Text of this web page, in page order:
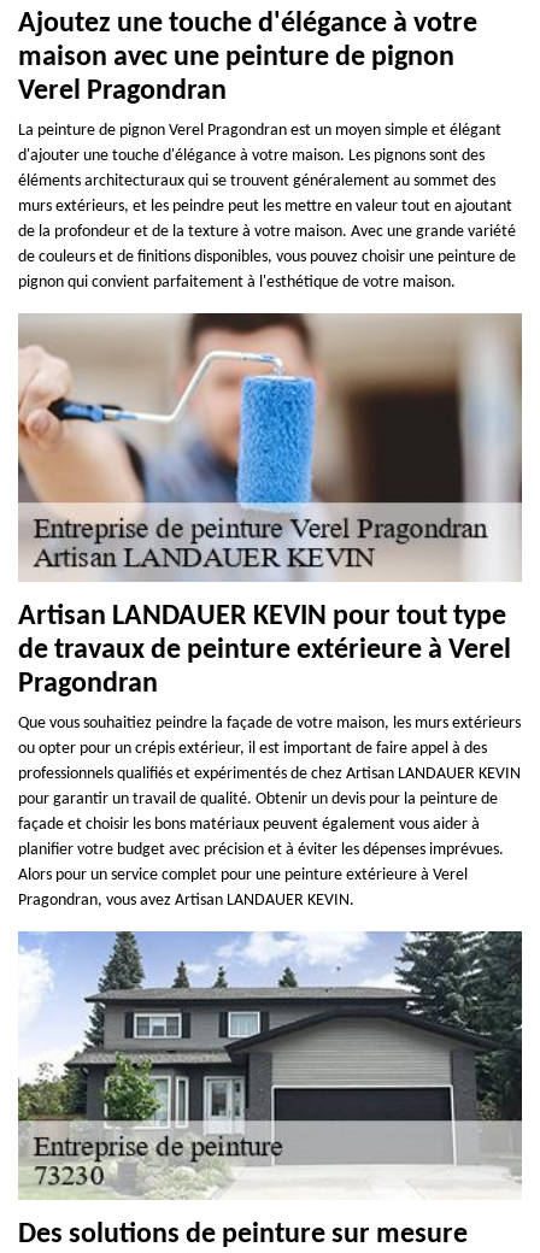
Ajoutez une touche d'élégance à votre
maison avec une peinture de pignon
Verel Pragondran
La peinture de pignon Verel Pragondran est un moyen simple et élégant
d'ajouter une touche d'élégance à votre maison. Les pignons sont des
éléments architecturaux qui se trouvent généralement au sommet des
murs extérieurs, et les peindre peut les mettre en valeur tout en ajoutant
de la profondeur et de la texture à votre maison. Avec une grande variété
de couleurs et de finitions disponibles, vous pouvez choisir une peinture de
pignon qui convient parfaitement à l'esthétique de votre maison.
Artisan LANDAUER KEVIN pour tout type
de travaux de peinture extérieure à Verel
Pragondran
Que vous souhaitiez peindre la façade de votre maison, les murs extérieurs
ou opter pour un crépis extérieur, il est important de faire appel à des
professionnels qualifiés et expérimentés de chez Artisan LANDAUER KEVIN
pour garantir un travail de qualité. Obtenir un devis pour la peinture de
façade et choisir les bons matériaux peuvent également vous aider à
planifier votre budget avec précision et à éviter les dépenses imprévues.
Alors pour un service complet pour une peinture extérieure à Verel
Pragondran, vous avez Artisan LANDAUER KEVIN.
Des solutions de peinture sur mesure